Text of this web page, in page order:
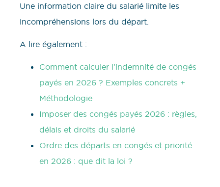
Une information claire du salarié limite les
incompréhensions lors du départ.
A lire également :
Comment calculer l’indemnité de congés
payés en 2026 ? Exemples concrets +
Méthodologie
Imposer des congés payés 2026 : règles,
délais et droits du salarié
Ordre des départs en congés et priorité
en 2026 : que dit la loi ?